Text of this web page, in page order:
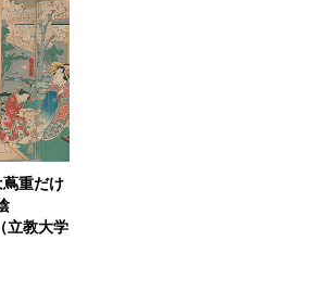
蔦重だけ
立教大学